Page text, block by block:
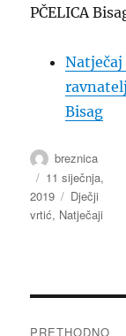
PČELICA
Bisag
Autor
breznica
Objavljeno
dana
11 siječnja,
2019
Kategorije
Dječji
vrtić, Natječaji
PRETHODNO